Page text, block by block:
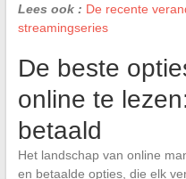
Lees ook : De recente
streamingseries
De beste
online te
betaald
Het landschap van online
en betaalde opties, die elk